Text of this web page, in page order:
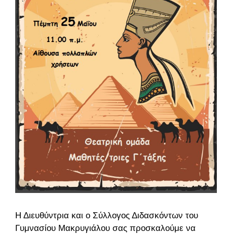
Η Διευθύντρια και ο Σύλλογος Διδασκόντων του
Γυμνασίου Μακρυγιάλου σας προσκαλούμε να